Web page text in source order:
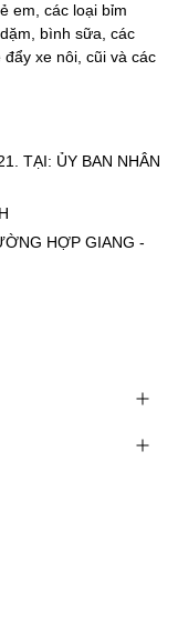
em, các loại bỉm
bình sữa, các
xe nôi, cũi và các
TẠI: ỦY BAN NHÂN
HỢP GIANG -